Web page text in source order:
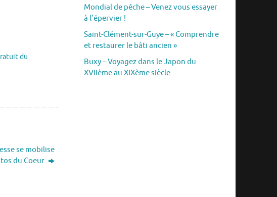
du
se mobilise
du Coeur
Mondial de pêche – Venez vous essayer
à l’épervier !
Saint-Clément-sur-Guye – « Comprendre
et restaurer le bâti ancien »
Buxy – Voyagez dans le Japon du
XVIIème au XIXème siècle